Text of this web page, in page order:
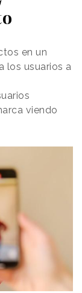
en un
los usuarios a
viendo